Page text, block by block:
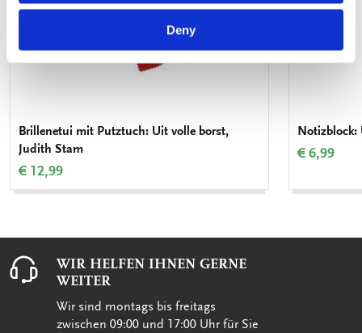
Deny
Brillenetui mit Putztuch: Uit volle borst,
Judith Stam
€ 12,99
Notizblock:
€ 6,99
WIR HELFEN IHNEN GERNE
WEITER
Wir sind montags bis freitags
zwischen 09:00 und 17:00 Uhr für Sie